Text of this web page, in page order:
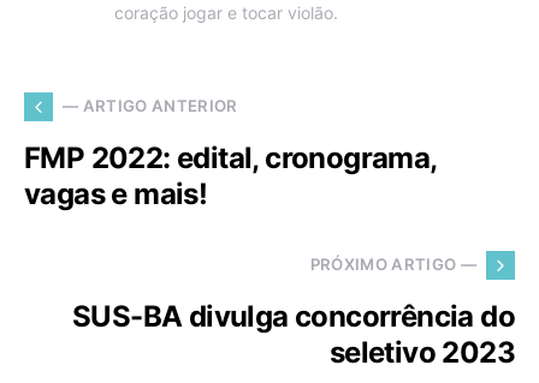
coração jogar e tocar violão.
— ARTIGO ANTERIOR
FMP 2022: edital, cronograma,
vagas e mais!
PRÓXIMO ARTIGO —
SUS-BA divulga concorrência do
seletivo 2023